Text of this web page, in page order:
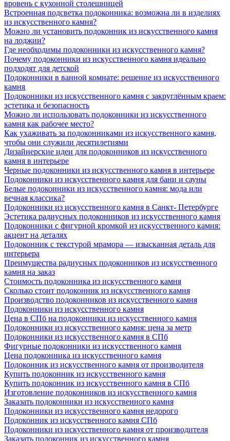
вровень с кухонной столешницей
Встроенная подсветка подоконника: возможна ли в изделиях
из искусственного камня?
Можно ли установить подоконник из искусственного камня
на лоджии?
Где необходимы подоконники из искусственного камня?
Почему подоконники из искусственного камня идеально
подходят для детской
Подоконники в ванной комнате: решение из искусственного
камня
Подоконники из искусственного камня с закруглённым краем:
эстетика и безопасность
Можно ли использовать подоконники из искусственного
камня как рабочее место?
Как ухаживать за подоконниками из искусственного камня,
чтобы они служили десятилетиями
Дизайнерские идеи для подоконников из искусственного
камня в интерьере
Черные подоконники из искусственного камня в интерьере
Подоконники из искусственного камня для бани и сауны
Белые подоконники из искусственного камня: мода или
вечная классика?
Подоконники из искусственного камня в Санкт- Петербурге
Эстетика радиусных подоконников из искусственного камня
Подоконники с фигурной кромкой из искусственного камня:
акцент на деталях
Подоконник с текстурой мрамора — изысканная деталь для
интерьера
Преимущества радиусных подоконников из искусственного
камня на заказ
Стоимость подоконника из искусственного камня
Сколько стоит подоконник из искусственного камня
Производство подоконников из искусственного камня
Подоконники из искусственного камня
Цена в СПб на подоконники из искусственного камня
Подоконники из искусственного камня: цена за метр
Подоконники из искусственного камня в СПб
Фигурные подоконники из искусственного камня
Цена подоконника из искусственного камня
Подоконник из искусственного камня от производителя
Купить подоконник из искусственного камня
Купить подоконник из искусственного камня в СПб
Изготовление подоконников из искусственного камня
Заказать подоконники из искусственного камня
Подоконники из искусственного камня недорого
Подоконник из искусственного камня СПб
Подоконники из искусственного камня от производителя
Заказать подоконник из искусственного камня